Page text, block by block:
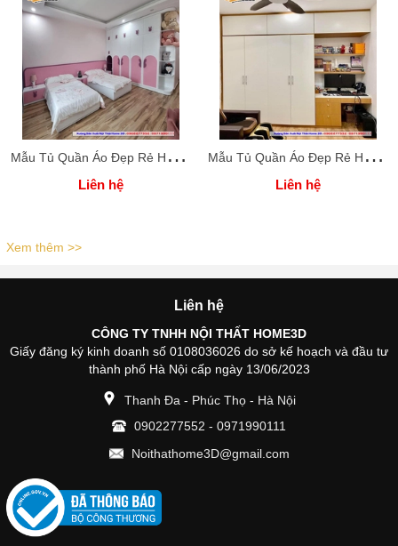
M
ẫu Tủ Quần Áo Đẹp Rẻ Home 3D
Liên hệ
M
ẫu Tủ Quần Áo Đẹp Rẻ Home 3D
Liên hệ
Xem thêm >>
Liên hệ
CÔNG TY TNHH NỘI THẤT HOME3D
Giấy đăng ký kinh doanh số 0108036026 do sở kế hoạch và đầu tư
thành phố Hà Nội cấp ngày 13/06/2023
Thanh Đa - Phúc Thọ - Hà Nội
0902277552 - 0971990111
Noithathome3D@gmail.com